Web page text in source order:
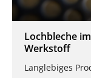
Lochbleche
Werkstoff
Langlebiges